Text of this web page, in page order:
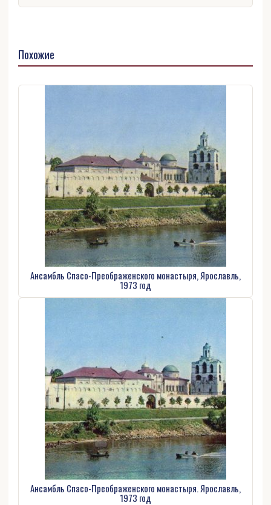
Похожие
Ансамбль Спасо-Преображенского монастыря, Ярославль,
1973 год
Ансамбль Спасо-Преображенского монастыря. Ярославль,
1973 год